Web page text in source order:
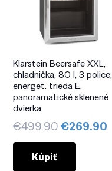
Klarstein Beersafe XXL,
chladnička, 80 l, 3 police,
energet. trieda E,
panoramatické sklenené
dvierka
€499.90Pôvodná
cena
€269.90
Kúpiť